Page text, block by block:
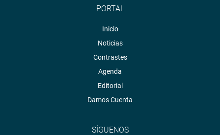
PORTAL
Inicio
Noticias
Contrastes
Agenda
Editorial
Damos Cuenta
SÍGUENOS